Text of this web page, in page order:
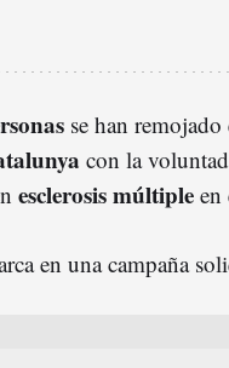
se han
con la
esclerosis múltiple en
en una campaña